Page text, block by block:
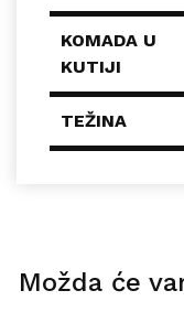
KOMADA U
KUTIJI
TEŽINA
Možda će